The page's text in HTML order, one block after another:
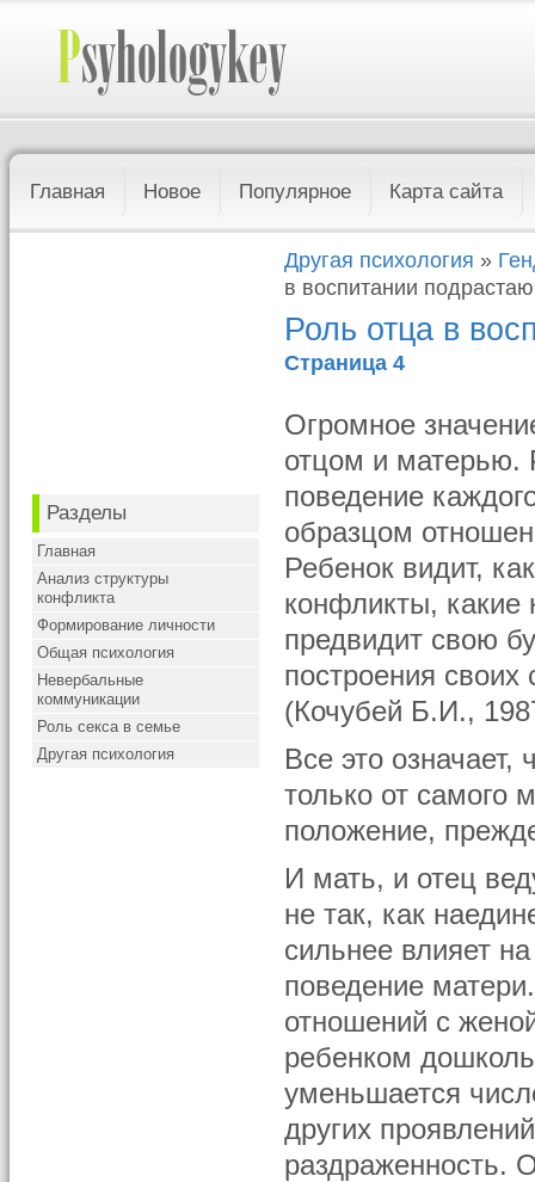
Главная Новое Популярное Карта сайта
Разделы
Главная
Анализ структуры
конфликта
Формирование личности
Общая психология
Невербальные
коммуникации
Роль секса в семье
Другая психология
Другая психология »
в воспитании
Роль отца в
Страница 4
Огромное
отцом и матерью.
поведение
образцом
Ребенок видит,
конфликты, какие
предвидит свою
построения
(Кочубей Б.И.,
Все это
только от самого
положение,
И мать, и отец
не так, как
сильнее влияет
поведение
отношений с
ребенком
уменьшается
других
раздраженность.